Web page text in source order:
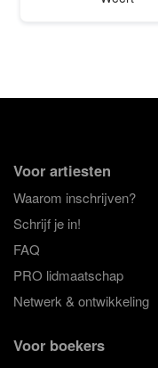
Voor artiesten
Waarom inschrijven?
Schrijf je in!
FAQ
PRO lidmaatschap
Netwerk & ontwikkeling
Voor boekers